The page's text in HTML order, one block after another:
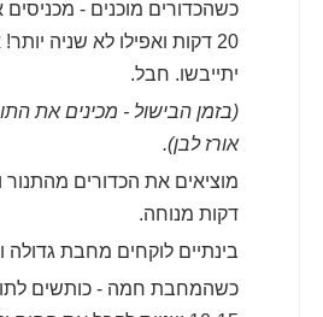
20 דקות ואפילו לא שניה
יתייבשו. חבל.
(בזמן הבישול - מכינים את
אורז לבן).
מוציאים את הכדורים מהתנור
דקות מנוחה.
בינתיים לוקחים מחבת גדולה
כשהמחבת חמה - כותשים